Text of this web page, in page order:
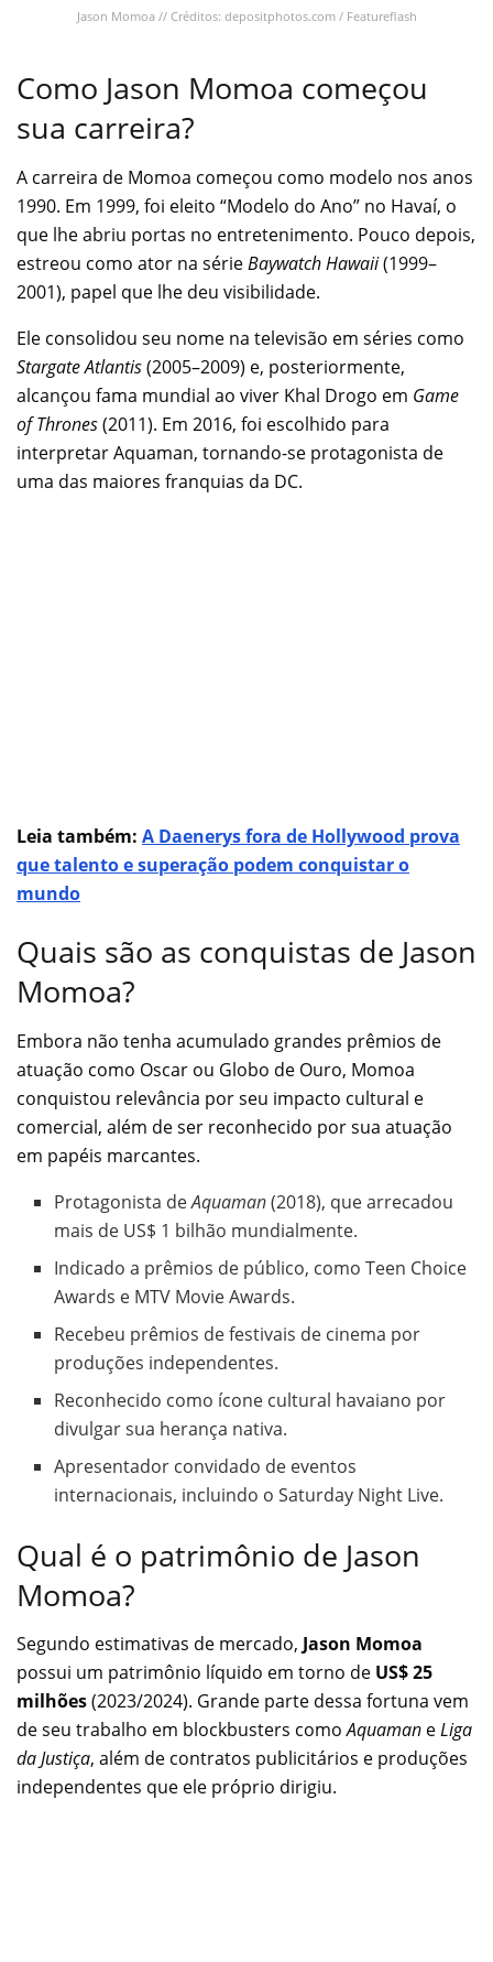
Jason Momoa // Créditos: depositphotos.com / Featureflash
Como Jason Momoa começou
sua carreira?
A carreira de Momoa começou como modelo nos anos
1990. Em 1999, foi eleito “Modelo do Ano” no Havaí, o
que lhe abriu portas no entretenimento. Pouco depois,
estreou como ator na sérieBaywatch Hawaii(1999–
2001), papel que lhe deu visibilidade.
Ele consolidou seu nome na televisão em séries como
Stargate Atlantis(2005–2009) e, posteriormente,
alcançou fama mundial ao viver Khal Drogo em Game
of Thrones(2011). Em 2016, foi escolhido para
interpretar Aquaman, tornando-se protagonista de
uma das maiores franquias da DC.
Leia também: A Daenerys fora de Hollywood prova
que talento e superação podem conquistar o
mundo
Quais são as conquistas de Jason
Momoa?
Embora não tenha acumulado grandes prêmios de
atuação como Oscar ou Globo de Ouro, Momoa
conquistou relevância por seu impacto cultural e
comercial, além de ser reconhecido por sua atuação
em papéis marcantes.
Protagonista deAquaman(2018), que arrecadou
mais de US$ 1 bilhão mundialmente.
Indicado a prêmios de público, como Teen Choice
Awards e MTV Movie Awards.
Recebeu prêmios de festivais de cinema por
produções independentes.
Reconhecido como ícone cultural havaiano por
divulgar sua herança nativa.
Apresentador convidado de eventos
internacionais, incluindo o Saturday Night Live.
Qual é o patrimônio de Jason
Momoa?
Segundo estimativas de mercado, Jason Momoa
possui um patrimônio líquido em torno de US$ 25
milhões(2023/2024). Grande parte dessa fortuna vem
de seu trabalho em blockbusters comoAquaman eLiga
da Justiça, além de contratos publicitários e produções
independentes que ele próprio dirigiu.